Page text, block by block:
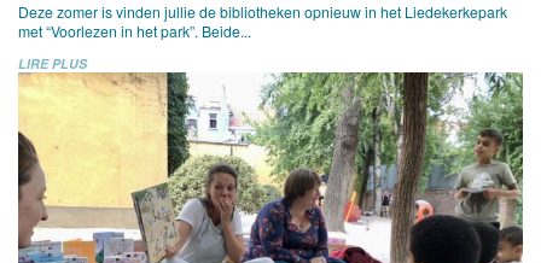
Deze zomer is vinden jullie de bibliotheken opnieuw in het Liedekerkepark
met “Voorlezen in het park”. Beide...
LIRE PLUS